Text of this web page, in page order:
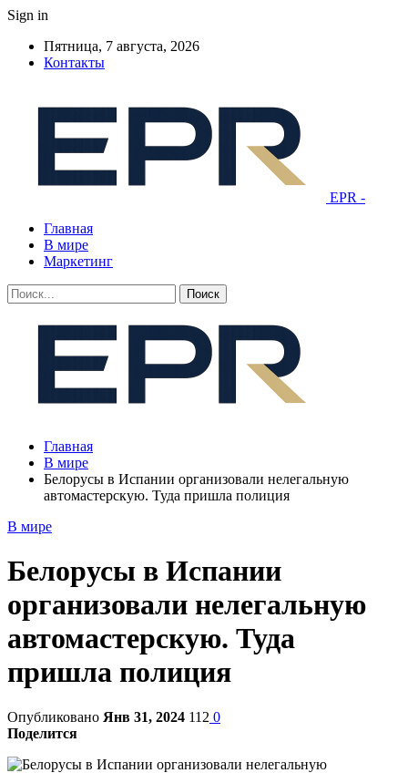
Sign in
Пятница, 7 августа, 2026
Контакты
EPR -
Главная
В мире
Маркетинг
Главная
В мире
Белорусы в Испании организовали нелегальную
автомастерскую. Туда пришла полиция
В мире
Белорусы в Испании
организовали нелегальную
автомастерскую. Туда
пришла полиция
Опубликовано Янв 31, 2024 112 0
Поделится